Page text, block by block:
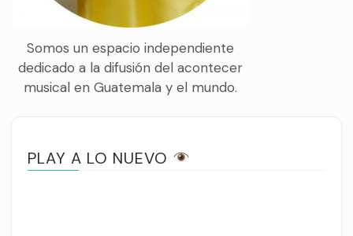
Somos un espacio independiente
dedicado a la difusión del acontecer
musical en Guatemala y el mundo.
PLAY A LO NUEVO